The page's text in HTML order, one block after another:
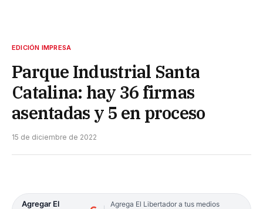
EDICIÓN IMPRESA
Parque Industrial Santa
Catalina: hay 36 firmas
asentadas y 5 en proceso
15 de diciembre de 2022
Agregar El
Agrega El Libertador a tus medios